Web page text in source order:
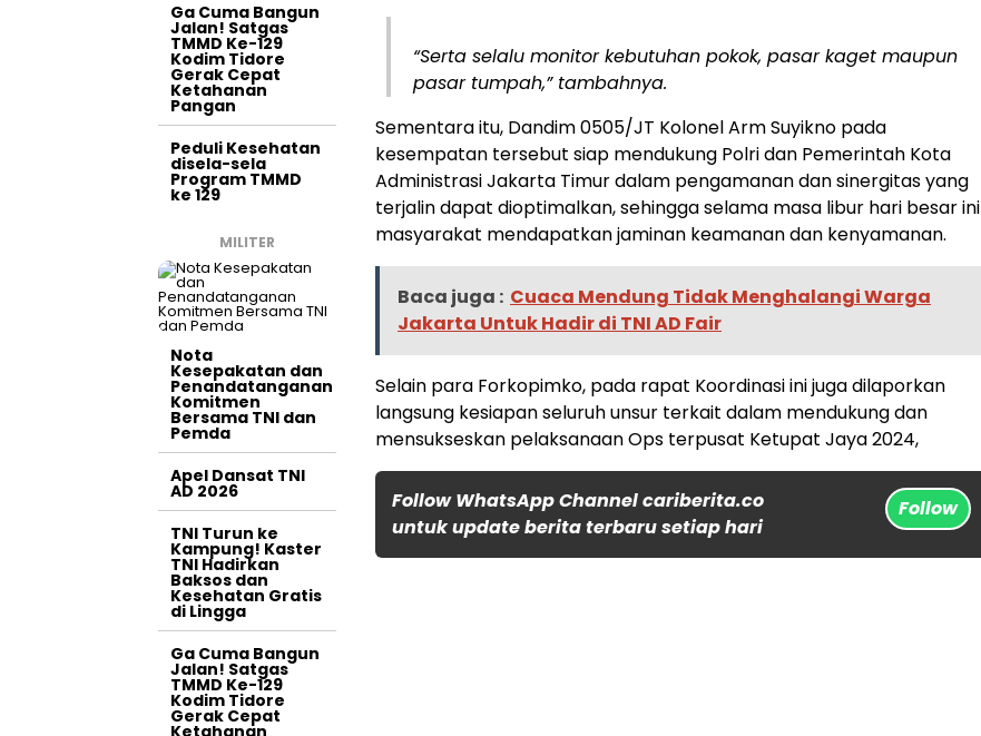
“Serta selalu monitor kebutuhan pokok, pasar kaget maupun
pasar tumpah,” tambahnya.
Sementara itu, Dandim 0505/JT Kolonel Arm Suyikno pada
kesempatan tersebut siap mendukung Polri dan Pemerintah Kota
Administrasi Jakarta Timur dalam pengamanan dan sinergitas yang
terjalin dapat dioptimalkan, sehingga selama masa libur hari besar ini
masyarakat mendapatkan jaminan keamanan dan kenyamanan.
Baca juga : Cuaca Mendung Tidak Menghalangi Warga
Jakarta Untuk Hadir di TNI AD Fair
Selain para Forkopimko, pada rapat Koordinasi ini juga dilaporkan
langsung kesiapan seluruh unsur terkait dalam mendukung dan
mensukseskan pelaksanaan Ops terpusat Ketupat Jaya 2024,
Follow WhatsApp Channel cariberita.co
untuk update berita terbaru setiap hari
Follow
Ga Cuma Bangun
Jalan! Satgas
TMMD Ke-129
Kodim Tidore
Gerak Cepat
Ketahanan
Pangan
Peduli Kesehatan
disela-sela
Program TMMD
ke 129
MILITER
Nota
Kesepakatan dan
Penandatanganan
Komitmen
Bersama TNI dan
Pemda
Apel Dansat TNI
AD 2026
TNI Turun ke
Kampung! Kaster
TNI Hadirkan
Baksos dan
Kesehatan Gratis
di Lingga
Ga Cuma Bangun
Jalan! Satgas
TMMD Ke-129
Kodim Tidore
Gerak Cepat
Ketahanan